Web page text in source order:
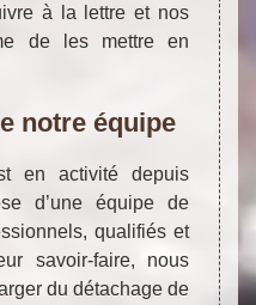
à la lettre et nos
de les mettre en
notre équipe
en activité depuis
d’une équipe de
qualifiés et
savoir-faire, nous
du détachage de